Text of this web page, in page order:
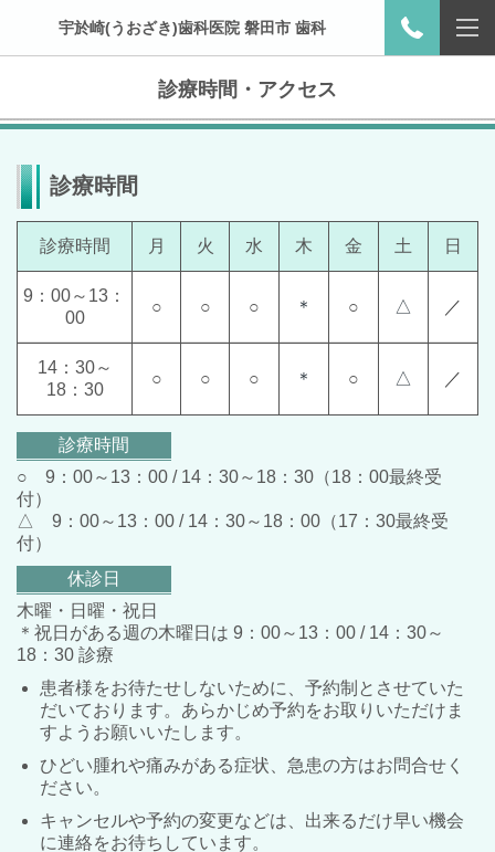
宇於崎(うおざき)歯科医院 磐田市 歯科
診療時間・アクセス
診療時間
診療時間 月 火 水 木 金 土 日
9：00～13：
00
○ ○ ○ ＊ ○ △ ／
14：30～
18：30
○ ○ ○ ＊ ○ △ ／
診療時間
○ 9：00～13：00 / 14：30～18：30（18：00最終受
付）
△ 9：00～13：00 / 14：30～18：00（17：30最終受
付）
休診日
木曜・日曜・祝日
＊祝日がある週の木曜日は 9：00～13：00 / 14：30～
18：30 診療
患者様をお待たせしないために、予約制とさせていた
だいております。あらかじめ予約をお取りいただけま
すようお願いいたします。
ひどい腫れや痛みがある症状、急患の方はお問合せく
ださい。
キャンセルや予約の変更などは、出来るだけ早い機会
に連絡をお待ちしています。